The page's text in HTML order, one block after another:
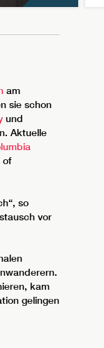
am
sie schon
und
Aktuelle
of
so
vor
kam
gelingen